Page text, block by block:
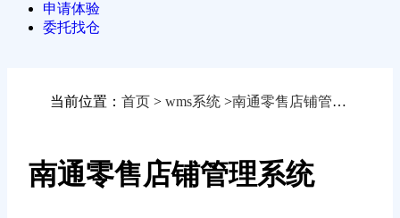
申请体验
委托找仓
当前位置： 首页 > wms系统 >南通零售店铺管理系统
南通零售店铺管理系统